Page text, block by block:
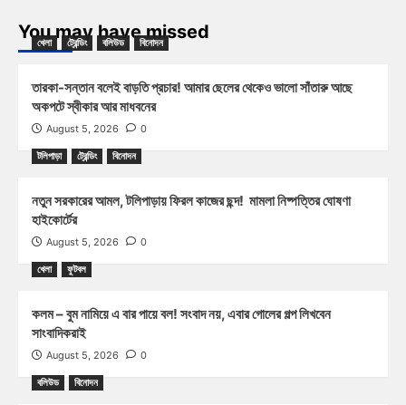
You may have missed
খেলা ট্রেন্ডিং বলিউড বিনোদন
তারকা-সন্তান বলেই বাড়তি প্রচার! আমার ছেলের থেকেও ভালো সাঁতারু আছে
অকপটে স্বীকার আর মাধবনের
August 5, 2026 0
টলিপাড়া ট্রেন্ডিং বিনোদন
নতুন সরকারের আমল, টলিপাড়ায় ফিরল কাজের ছন্দ! মামলা নিষ্পত্তির ঘোষণা
হাইকোর্টের
August 5, 2026 0
খেলা ফুটবল
কলম – বুম নামিয়ে এ বার পায়ে বল! সংবাদ নয়, এবার গোলের গল্প লিখবেন
সাংবাদিকরাই
August 5, 2026 0
বলিউড বিনোদন